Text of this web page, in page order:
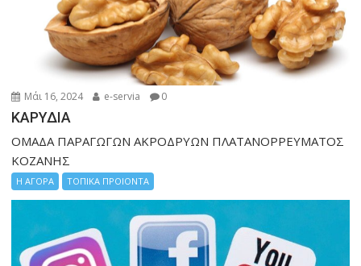
Μάι 16, 2024 e-servia 0
ΚΑΡΥΔΙΑ
ΟΜΑΔΑ ΠΑΡΑΓΩΓΩΝ ΑΚΡΟΔΡΥΩΝ ΠΛΑΤΑΝΟΡΡΕΥΜΑΤΟΣ
ΚΟΖΑΝΗΣ
Η ΑΓΟΡΑ ΤΟΠΙΚΑ ΠΡΟΙΟΝΤΑ